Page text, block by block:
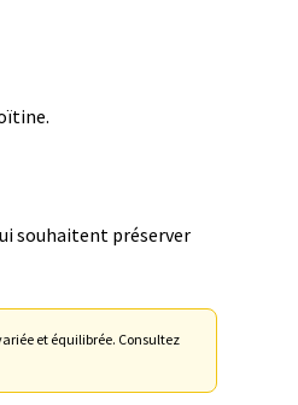
souhaitent préserver
et équilibrée. Consultez